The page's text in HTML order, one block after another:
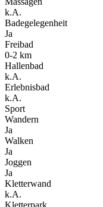
k.A.
Badegelegenheit
Ja
Freibad
0-2 km
Hallenbad
k.A.
Erlebnisbad
k.A.
Sport
Wandern
Ja
Walken
Ja
Joggen
Ja
Kletterwand
k.A.
Kletterpark